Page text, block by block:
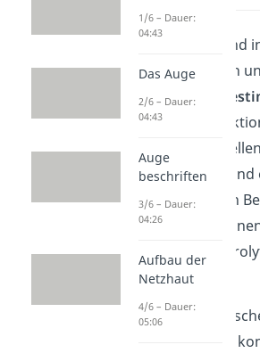
Gleichgewichte sind
unerlässlich. Zellen
nämlich nur bei
Bedingungen
brauchen deine
eine Temperatur
einem bestimmten
Organe sind auf
Wasser- und
angewiesen.
Unsere
Körperfunktionen
1/6 – Dauer:
04:43
Das Auge
2/6 – Dauer:
04:43
Auge
beschriften
3/6 – Dauer:
04:26
Aufbau der
Netzhaut
4/6 – Dauer:
05:06